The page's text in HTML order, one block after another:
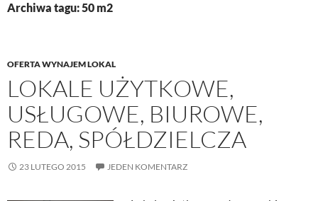
Archiwa tagu: 50 m2
OFERTA WYNAJEM LOKAL
LOKALE UŻYTKOWE,
USŁUGOWE, BIUROWE,
REDA, SPÓŁDZIELCZA
23 LUTEGO 2015 JEDEN KOMENTARZ